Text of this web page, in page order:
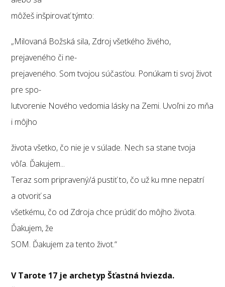
môžeš inšpirovať týmto:
„Milovaná Božská sila, Zdroj všetkého živého,
prejaveného či ne-
prejaveného. Som tvojou súčasťou. Ponúkam ti svoj život
pre spo-
lutvorenie Nového vedomia lásky na Zemi. Uvoľni zo mňa
i môjho
života všetko, čo nie je v súlade. Nech sa stane tvoja
vôľa. Ďakujem...
Teraz som pripravený/á pustiť to, čo už ku mne nepatrí
a otvoriť sa
všetkému, čo od Zdroja chce prúdiť do môjho života.
Ďakujem, že
SOM. Ďakujem za tento život.“
V Tarote 17 je archetyp Šťastná hviezda.